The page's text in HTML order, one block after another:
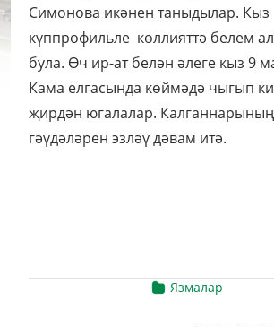
Симонова икәнен таныдылар. Кыз
күппрофильле көллияттә белем
була. Өч ир-ат белән әлеге кыз 9
Кама елгасында көймәдә чыгып
җирдән югалалар. Калганнарының
гәүдәләрен эзләү дәвам итә.
Язмалар